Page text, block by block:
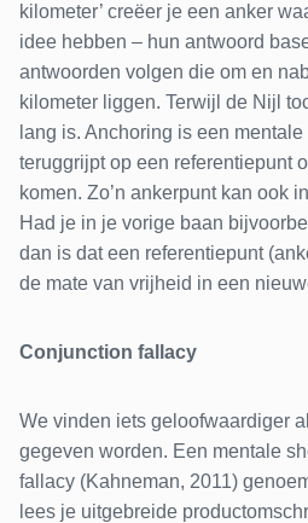
kilometer’ creëer je een anker
idee hebben – hun antwoord
antwoorden volgen die om en
kilometer liggen. Terwijl de Nijl
lang is. Anchoring is een
teruggrijpt op een referentiepunt
komen. Zo’n ankerpunt kan ook
Had je in je vorige baan
dan is dat een referentiepunt
de mate van vrijheid in een
Conjunction fallacy
We vinden iets geloofwaardiger
gegeven worden. Een mentale
fallacy (Kahneman, 2011)
lees je uitgebreide